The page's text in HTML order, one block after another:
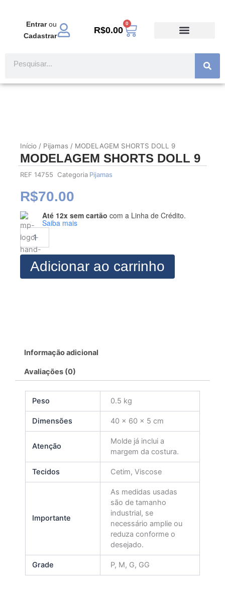
Entrarou
Cadastrar
R$0.00
0
Carrinho
Início / Pijamas / MODELAGEM SHORTS DOLL 9
MODELAGEM SHORTS DOLL 9
REF 14755 Categoria Pijamas
R$70.00
Até 12x sem cartão com a Linha de Crédito.
Saiba mais
MODELAGEM
SHORTS
DOLL
9
quantidade
Adicionar ao carrinho
Informação adicional
Avaliações (0)
Peso 0.5 kg
Dimensões 40 × 60 × 5 cm
Atenção
Molde já inclui a
margem da costura.
Tecidos Cetim, Viscose
Importante
As medidas usadas
são de tamanho
industrial, se
necessário amplie ou
reduza conforme o
desejado.
Grade P, M, G, GG